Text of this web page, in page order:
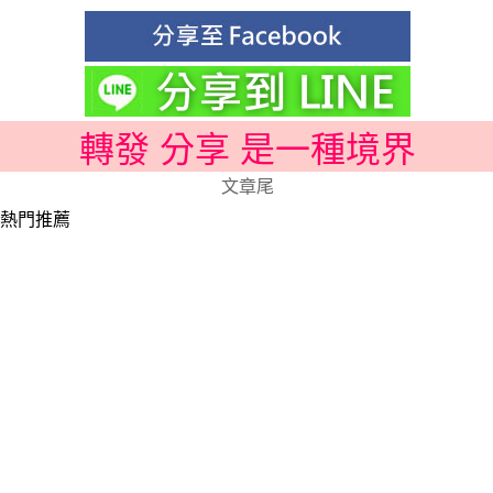
轉發 分享 是一種境界
文章尾
熱門推薦